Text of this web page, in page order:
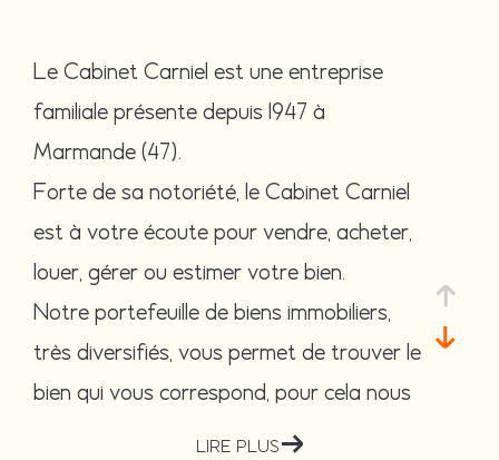
Le Cabinet Carniel est une entreprise
familiale présente depuis 1947 à
Marmande (47).
Forte de sa notoriété, le Cabinet Carniel
est à votre écoute pour vendre, acheter,
louer, gérer ou estimer votre bien.
Notre portefeuille de biens immobiliers,
très diversifiés, vous permet de trouver le
bien qui vous correspond, pour cela nous
travaillons sur les communes de
LIRE PLUS